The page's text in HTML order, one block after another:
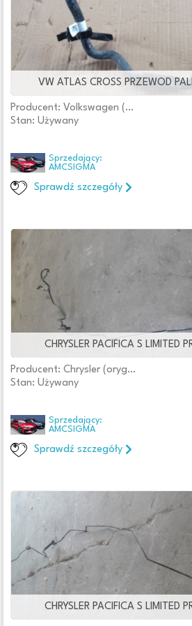
Gaźniki
Końcówki wtryskiwaczy
Korki wlewu
Listwy wtryskowe
Monowtryski
Obudowy filtrów paliwa
Podgrzewacze
Pompy paliwa
Pozostałe
Przewody wtryskowe
Regulatory ciśnienia paliwa
Sterowniki
Uszczelki
Wlewy paliwa
Wtryskiwacze
Zawory
Zbiorniki
Zestawy naprawcze
Województwo
VW ATLAS CROSS PRZEWOD
Producent: Volkswagen (oryginalne OE)
Stan: Używany
Sprzedający:
AMCSIGMA
Sprawdź szczegóły
CHRYSLER PACIFICA S LIMITED
Producent: Chrysler (oryginalne OE)
Stan: Używany
Sprzedający:
AMCSIGMA
Sprawdź szczegóły
CHRYSLER PACIFICA S LIMITED